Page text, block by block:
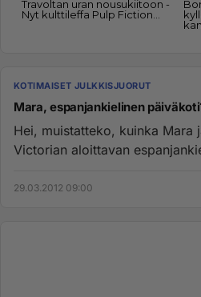
KOTIMAISET JULKKISJUORUT
Mara, espanjankielinen
Hei, muistatteko, kuinka Mara
Victorian aloittavan
29.03.2012 09:00